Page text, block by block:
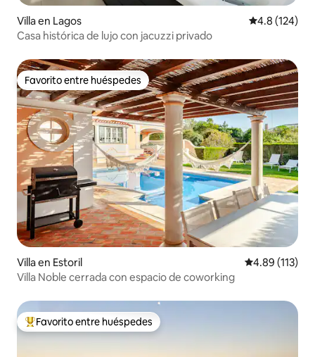
Villa en Lagos Calificación
4.8 (124)
Casa histórica de lujo con jacuzzi privado
Favorito entre huéspedes
Favorito entre huéspedes
Villa en Estoril Calificación
4.89 (113)
Villa Noble cerrada con espacio de coworking
De los mejores en Favorito entre huéspedes
Favorito entre huéspedes